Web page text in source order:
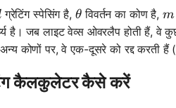
ग्रेटिंग स्पेसिंग है, \theta
θ विवर्तन का कोण है, m
m
है। जब लाइट वेव्स ओवरलैप होती हैं, वे
अन्य कोणों पर, वे एक-दूसरे को रद्द करती हैं
कैलकुलेटर कैसे करें